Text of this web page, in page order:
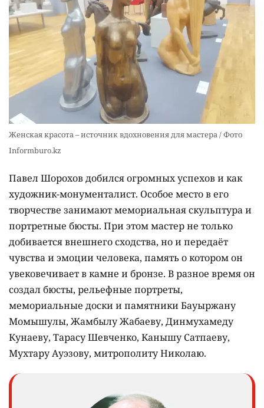
Женская красота – источник вдохновения для мастера / Фото
Informburo.kz
Павел Шорохов добился огромных успехов и как
художник-монументалист. Особое место в его
творчестве занимают мемориальная скульптура и
портретные бюсты. При этом мастер не только
добивается внешнего сходства, но и передаёт
чувства и эмоции человека, память о котором он
увековечивает в камне и бронзе. В разное время он
создал бюсты, рельефные портреты,
мемориальные доски и памятники Бауыржану
Момышулы, Жамбылу Жабаеву, Динмухамеду
Кунаеву, Тарасу Шевченко, Канышу Сатпаеву,
Мухтару Ауэзову, митрополиту Николаю.